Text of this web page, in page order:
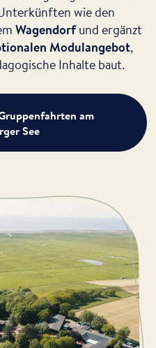
wie den
Wagendorfund ergänzt
Modulangebot,
Inhalte baut.
am
See